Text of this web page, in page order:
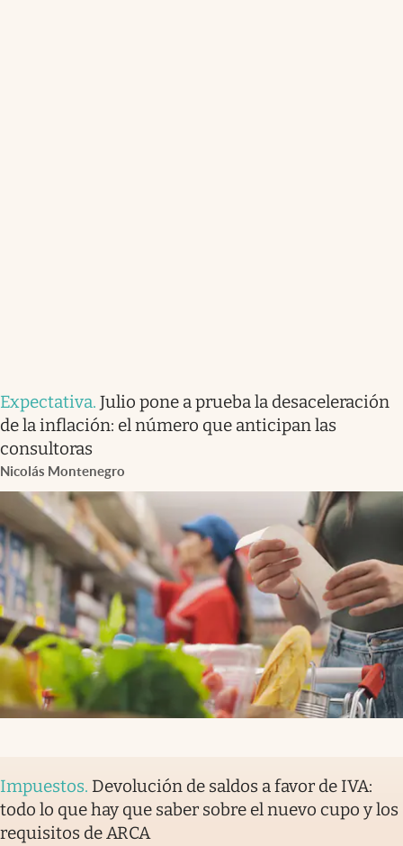
Expectativa. Julio pone a prueba la desaceleración
de la inflación: el número que anticipan las
consultoras
Nicolás Montenegro
Impuestos. Devolución de saldos a favor de IVA:
todo lo que hay que saber sobre el nuevo cupo y los
requisitos de ARCA